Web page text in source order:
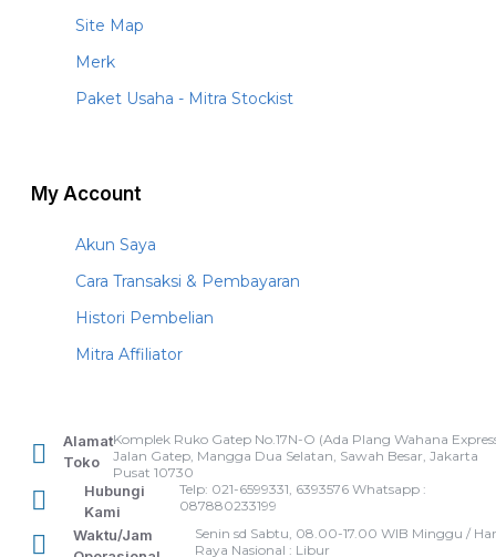
Site Map
Merk
Paket Usaha - Mitra Stockist
My Account
Akun Saya
Cara Transaksi & Pembayaran
Histori Pembelian
Mitra Affiliator
Alamat
Toko
Komplek Ruko Gatep No.17N-O (Ada Plang Wahana
Jalan Gatep, Mangga Dua Selatan, Sawah Besar, Jakarta
Pusat 10730
Hubungi
Kami
Telp: 021-6599331, 6393576 Whatsapp :
087880233199
Waktu/Jam
Senin sd Sabtu, 08.00-17.00 WIB Minggu /
Raya Nasional : Libur